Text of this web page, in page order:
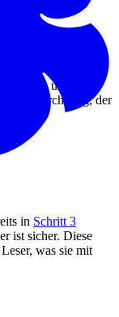
um
Durchgang, der
in Schritt 3
ist sicher. Diese
was sie mit